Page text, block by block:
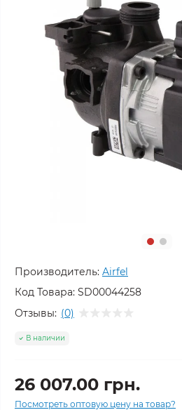
Производитель: Airfel
Код Товара: SD00044258
Отзывы: (0)
В наличии
26 007.00 грн.
Посмотреть оптовую цену на товар?